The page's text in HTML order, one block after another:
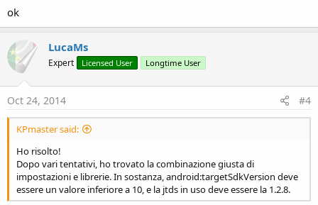
ok
LucaMs
Expert Licensed User Longtime User
Oct 24, 2014 #4
KPmaster said:
Ho risolto!
Dopo vari tentativi, ho trovato la combinazione giusta di
impostazioni e librerie. In sostanza, android:targetSdkVersion deve
essere un valore inferiore a 10, e la jtds in uso deve essere la 1.2.8.